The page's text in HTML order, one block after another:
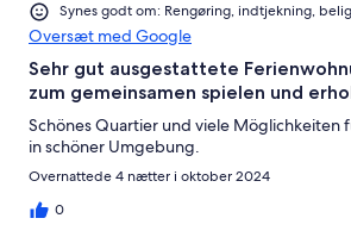
Synes godt om: Rengøring, indtjekning,
Oversæt med Google
Sehr gut ausgestattete
zum gemeinsamen spielen und
Schönes Quartier und viele Möglichkeiten
in schöner Umgebung.
Overnattede 4 nætter i oktober 2024
0